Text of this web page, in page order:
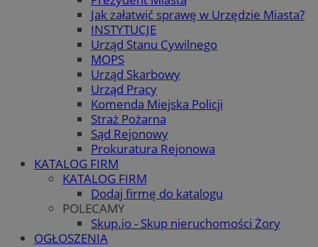
Jak załatwić sprawę w Urzędzie Miasta?
INSTYTUCJE
Urząd Stanu Cywilnego
MOPS
Urząd Skarbowy
Urząd Pracy
Komenda Miejska Policji
Straż Pożarna
Sąd Rejonowy
Prokuratura Rejonowa
KATALOG FIRM
KATALOG FIRM
Dodaj firmę do katalogu
POLECAMY
Skup.io - Skup nieruchomości Żory
OGŁOSZENIA